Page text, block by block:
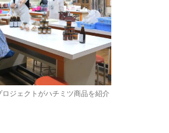
ジェクトがハチミツ商品を紹介